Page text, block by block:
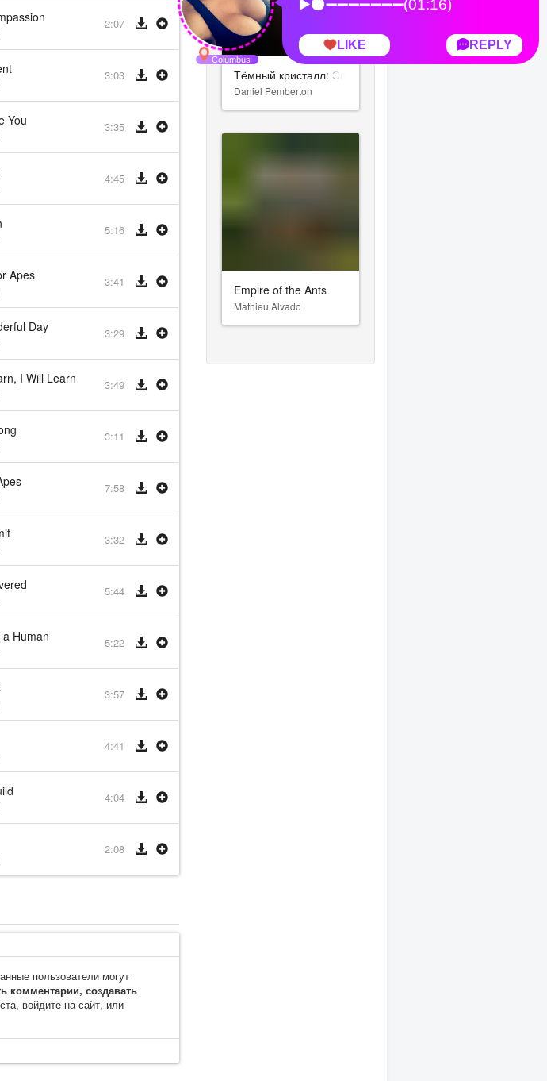
2:07
3:03
You 3:35
4:45
5:16
Apes 3:41
Day 3:29
I Will Learn 3:49
3:11
7:58
3:32
5:44
Human 5:22
3:57
4:41
4:04
2:08
пользователи могут
комментарии, создавать
войдите на сайт, или
Тёмный кристалл: Эпоха сопротивления
Daniel Pemberton
Empire of the Ants
Mathieu Alvado